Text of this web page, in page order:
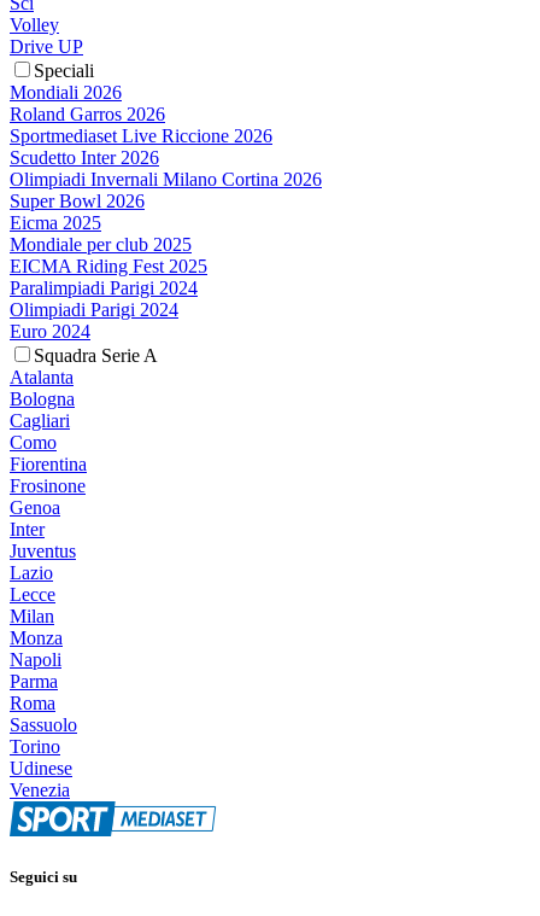
Volley
Drive UP
Speciali
Mondiali 2026
Roland Garros 2026
Sportmediaset Live Riccione 2026
Scudetto Inter 2026
Olimpiadi Invernali Milano Cortina 2026
Super Bowl 2026
Eicma 2025
Mondiale per club 2025
EICMA Riding Fest 2025
Paralimpiadi Parigi 2024
Olimpiadi Parigi 2024
Euro 2024
Squadra Serie A
Atalanta
Bologna
Cagliari
Como
Fiorentina
Frosinone
Genoa
Inter
Juventus
Lazio
Lecce
Milan
Monza
Napoli
Parma
Roma
Sassuolo
Torino
Udinese
Venezia
Seguici su